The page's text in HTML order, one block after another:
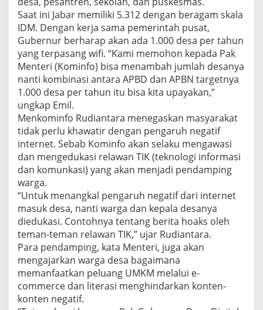
Saat ini Jabar memiliki 5.312 dengan beragam skala
IDM. Dengan kerja sama pemerintah pusat,
Gubernur berharap akan ada 1.000 desa per tahun
yang terpasang wifi. “Kami memohon kepada Pak
Menteri (Kominfo) bisa menambah jumlah desanya
nanti kombinasi antara APBD dan APBN targetnya
1.000 desa per tahun itu bisa kita upayakan,”
ungkap Emil.
Menkominfo Rudiantara menegaskan masyarakat
tidak perlu khawatir dengan pengaruh negatif
internet. Sebab Kominfo akan selaku mengawasi
dan mengedukasi relawan TIK (teknologi informasi
dan komunkasi) yang akan menjadi pendamping
warga.
“Untuk menangkal pengaruh negatif dari internet
masuk desa, nanti warga dan kepala desanya
diedukasi. Contohnya tentang berita hoaks oleh
teman-teman relawan TIK,” ujar Rudiantara.
Para pendamping, kata Menteri, juga akan
mengajarkan warga desa bagaimana
memanfaatkan peluang UMKM melalui e-
commerce dan literasi menghindarkan konten-
konten negatif.